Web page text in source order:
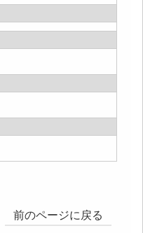
前のページに戻る